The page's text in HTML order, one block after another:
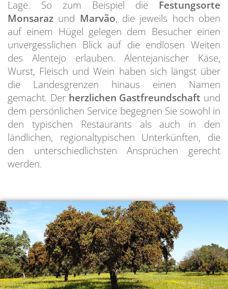
Lage. So zum Beispiel die Festungsorte
Monsaraz und Marvão, die jeweils hoch oben
auf einem Hügel gelegen dem Besucher einen
unvergesslichen Blick auf die endlosen Weiten
des Alentejo erlauben. Alentejanischer Käse,
Wurst, Fleisch und Wein haben sich längst über
die Landesgrenzen hinaus einen Namen
gemacht. Der herzlichen Gastfreundschaft und
dem persönlichen Service begegnen Sie sowohl in
den typischen Restaurants als auch in den
ländlichen, regionaltypischen Unterkünften, die
den unterschiedlichsten Ansprüchen gerecht
werden.